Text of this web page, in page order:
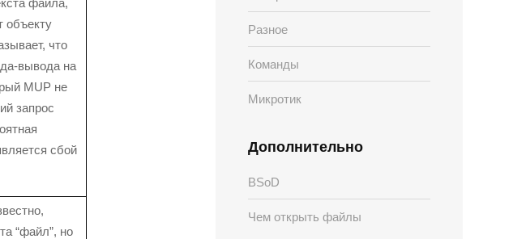
файла,
объекту
что
вывода на
MUP не
запрос
сбой
“файл”, но
Разное
Команды
Микротик
Дополнительно
BSoD
Чем открыть файлы